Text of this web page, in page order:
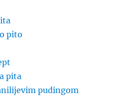
pito
pita
pudingom